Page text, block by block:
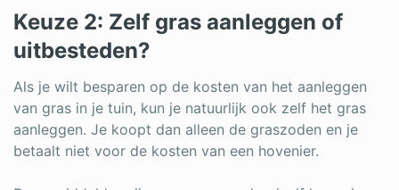
Keuze 2: Zelf gras aanleggen of
uitbesteden?
Als je wilt besparen op de kosten van het aanleggen
van gras in je tuin, kun je natuurlijk ook zelf het gras
aanleggen. Je koopt dan alleen de graszoden en je
betaalt niet voor de kosten van een hovenier.